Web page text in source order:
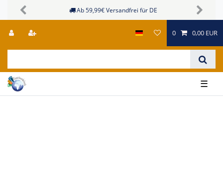
Ab 59,99€ Versandfrei für DE
Previous Next
0 0,00 EUR
☰